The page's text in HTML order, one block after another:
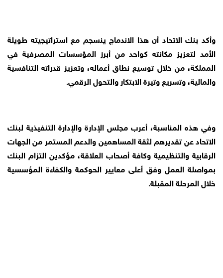
وأكد بنك الاتحاد أن هذا الاندماج ينسجم مع استراتيجيته طويلة
الأمد لتعزيز مكانته كواحد من أبرز المؤسسات المصرفية في
المملكة، من خلال توسيع نطاق أعماله، وتعزيز قدراته التنافسية
والمالية، وتسريع وتيرة الابتكار والتحول الرقمي.
وفي هذه المناسبة، أعرب مجلس الإدارة والإدارة التنفيذية لبنك
الاتحاد عن تقديرهم لثقة المساهمين والدعم المستمر من الجهات
الرقابية والتنظيمية وكافة أصحاب العلاقة، مؤكدين التزام البنك
بمواصلة العمل وفق أعلى معايير الحوكمة والكفاءة المؤسسية
خلال المرحلة المقبلة.